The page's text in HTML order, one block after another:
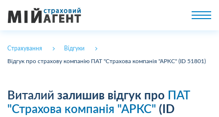
Страхування Відгуки
Відгук про страхову компанію ПАТ "Страхова компанія "АРКС" (ID 51801)
Виталий залишив відгук про
ПАТ
"Страхова компанія "АРКС" (ID